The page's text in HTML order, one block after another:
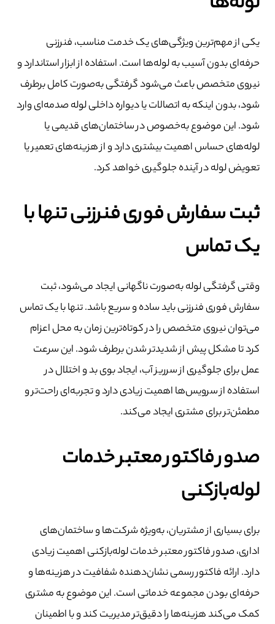
یکی از مهم‌ترین ویژگی‌های یک خدمت مناسب، فنرزنی
حرفه‌ای بدون آسیب به لوله‌ها است. استفاده از ابزار استاندارد و
نیروی متخصص باعث می‌شود گرفتگی به‌صورت کامل برطرف
شود، بدون اینکه به اتصالات یا دیواره داخلی لوله صدمه‌ای وارد
شود. این موضوع به‌خصوص در ساختمان‌های قدیمی یا
لوله‌های حساس اهمیت بیشتری دارد و از هزینه‌های تعمیر یا
تعویض لوله در آینده جلوگیری خواهد کرد.
ثبت سفارش فوری فنرزنی تنها با
یک تماس
وقتی گرفتگی لوله به‌صورت ناگهانی ایجاد می‌شود، ثبت
سفارش فوری فنرزنی باید ساده و سریع باشد. تنها با یک تماس
می‌توان نیروی متخصص را در کوتاه‌ترین زمان به محل اعزام
کرد تا مشکل پیش از شدیدتر شدن برطرف شود. این سرعت
عمل برای جلوگیری از سرریز آب، ایجاد بوی بد و اختلال در
استفاده از سرویس‌ها اهمیت زیادی دارد و تجربه‌ای راحت‌تر و
مطمئن‌تر برای مشتری ایجاد می‌کند.
صدور فاکتور معتبر خدمات
لوله‌بازکنی
برای بسیاری از مشتریان، به‌ویژه شرکت‌ها و ساختمان‌های
اداری، صدور فاکتور معتبر خدمات لوله‌بازکنی اهمیت زیادی
دارد. ارائه فاکتور رسمی نشان‌دهنده شفافیت در هزینه‌ها و
حرفه‌ای بودن مجموعه خدماتی است. این موضوع به مشتری
کمک می‌کند هزینه‌ها را دقیق‌تر مدیریت کند و با اطمینان